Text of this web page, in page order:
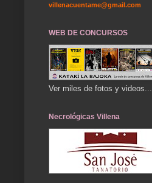
villenacuentame@gmail.com
WEB DE CONCURSOS
Ver miles de fotos y videos...
Necrológicas Villena